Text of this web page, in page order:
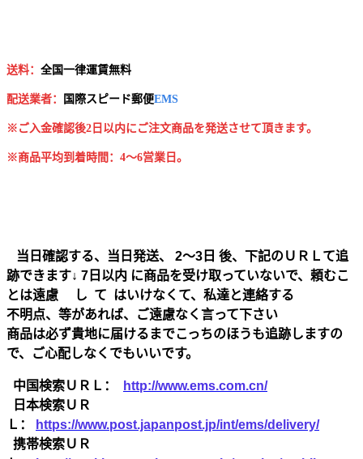
送料： 全国一律運賃無料
配送業者： 国 際スピード郵便EMS
※ご入金確認後2日以内にご注文商品を発送させて頂きます。
※商品平均到着時間：4～6営業日。
当日確認する、当日発送、 2～3日 後、下記のＵＲＬて追
跡できます↓ 7日以内 に商品を受け取っていないで、頼むこ
とは遠慮 し て はいけなくて、私達と連絡する
不明点、等があれば、ご遠慮なく言って下さい
商品は必ず貴地に届けるまでこっちのほうも追跡しますの
で、ご心配しなくでもいいです。
中国検索ＵＲＬ：
http://www.ems.com.cn/
日本検索ＵＲ
Ｌ：
https://www.post.japanpost.jp/int/ems/delivery/
携帯検索ＵＲ